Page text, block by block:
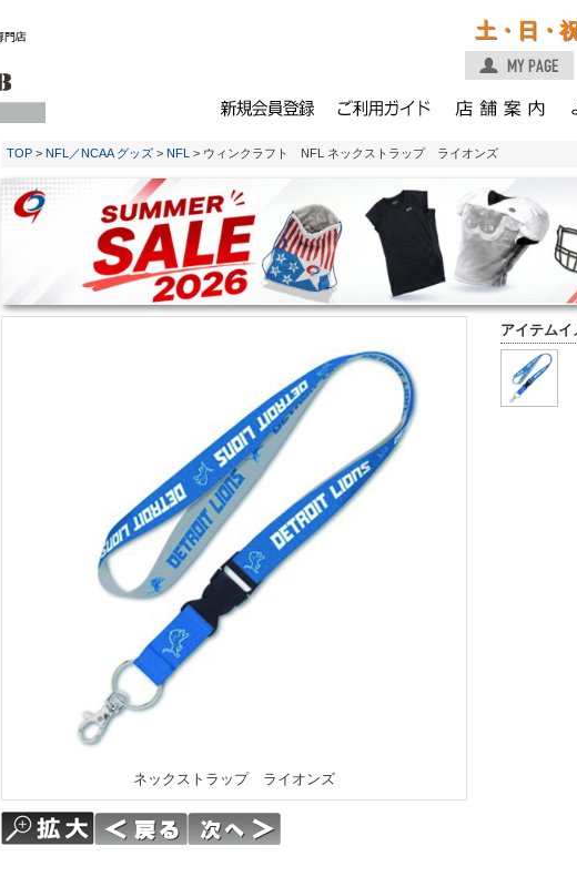
土・日・
TOP > NFL／NCAA グッズ > NFL > ウィンクラフト NFL ネックストラップ ライオンズ
アイテムイ
ネックストラップ ライオンズ